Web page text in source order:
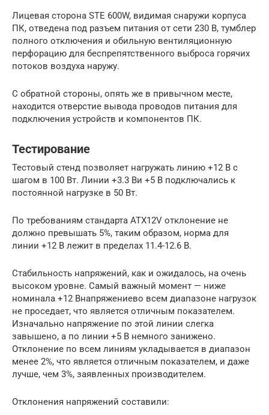
Лицевая сторона STE 600W, видимая снаружи корпуса
ПК, отведена под разъем питания от сети 230 В, тумблер
полного отключения и обильную вентиляционную
перфорацию для беспрепятственного выброса горячих
потоков воздуха наружу.
С обратной стороны, опять же в привычном месте,
находится отверстие вывода проводов питания для
подключения устройств и компонентов ПК.
Тестирование
Тестовый стенд позволяет нагружать линию +12 В с
шагом в 100 Вт. Линии +3.3 Ви +5 В подключались к
постоянной нагрузке в 50 Вт.
По требованиям стандарта ATX12V отклонение не
должно превышать 5%, таким образом, норма для
линии +12 В лежит в пределах 11.4-12.6 В.
Стабильность напряжений, как и ожидалось, на очень
высоком уровне. Самый важный момент — ниже
номинала +12 Внапряжениево всем диапазоне нагрузок
не проседает, что является отличным показателем.
Изначально напряжение по этой линии слегка
завышено, а по линии +5 В немного занижено.
Отклонение по всем линиям укладывается в диапазон
менее 2%, что является отличным показателем, и даже
лучше, чем 3%, заявленных производителем.
Отклонения напряжений составили: